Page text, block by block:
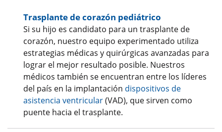
Trasplante de corazón pediátrico
Si su hijo es candidato para un trasplante de
corazón, nuestro equipo experimentado utiliza
estrategias médicas y quirúrgicas avanzadas para
lograr el mejor resultado posible. Nuestros
médicos también se encuentran entre los líderes
del país en la implantación dispositivos de
asistencia ventricular(VAD), que sirven como
puente hacia el trasplante.